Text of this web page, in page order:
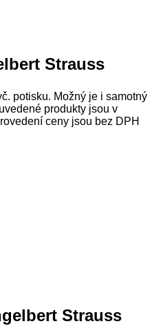
Strauss
potisku. Možný je i samotný
produkty jsou v
ceny jsou bez DPH
Strauss